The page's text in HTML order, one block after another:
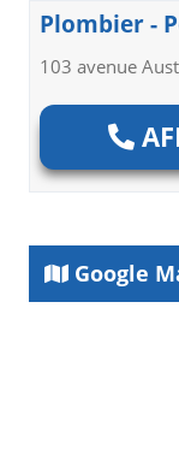
Plombier -
103 avenue
Google